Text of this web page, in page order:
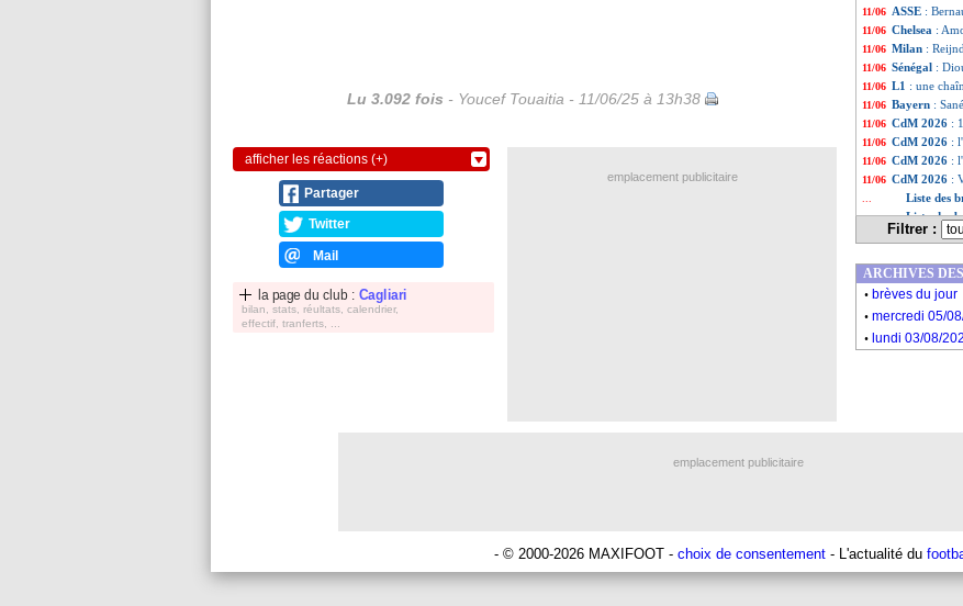
Lu 3.092 fois - Youcef Touaitia - 11/06/25 à 13h38
afficher les réactions (+)
Partager
Twitter
Mail
la page du club : Cagliari
bilan, stats, réultats, calendrier,
effectif, tranferts, ...
11/06 ASSE :
11/06 Chelsea :
11/06 Milan :
11/06 Sénégal :
11/06 L1 : une
11/06 Bayern :
11/06 CdM 2026 :
11/06 CdM 2026 :
11/06 CdM 2026 :
11/06 CdM 2026 :
Liste des
... Liste des
Filtrer :
emplacement publicitaire
ARCHIVES
. brèves du jour
. mercredi 05/
. lundi 03/08/
emplacement publicitaire
- © 2000-2026 MAXIFOOT - choix de consentement - L'actualité du